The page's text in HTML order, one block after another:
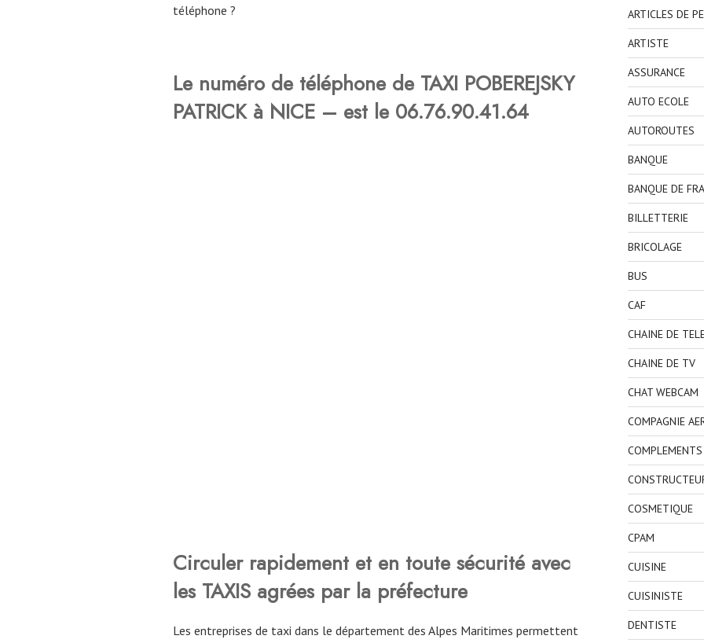
téléphone ?
Le numéro de téléphone de TAXI POBEREJSKY
PATRICK à NICE – est le 06.76.90.41.64
Circuler rapidement et en toute sécurité avec
les TAXIS agrées par la préfecture
Les entreprises de taxi dans le département des Alpes Maritimes permettent
ARTICLES DE
ARTISTE
ASSURANCE
AUTO ECOLE
AUTOROUTES
BANQUE
BANQUE DE
BILLETTERIE
BRICOLAGE
BUS
CAF
CHAINE DE
CHAINE DE TV
CHAT WEBCAM
COMPAGNIE
COSMETIQUE
CPAM
CUISINE
CUISINISTE
DENTISTE